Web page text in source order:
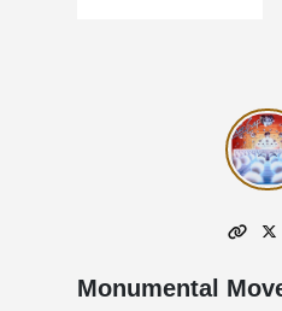
Monumental